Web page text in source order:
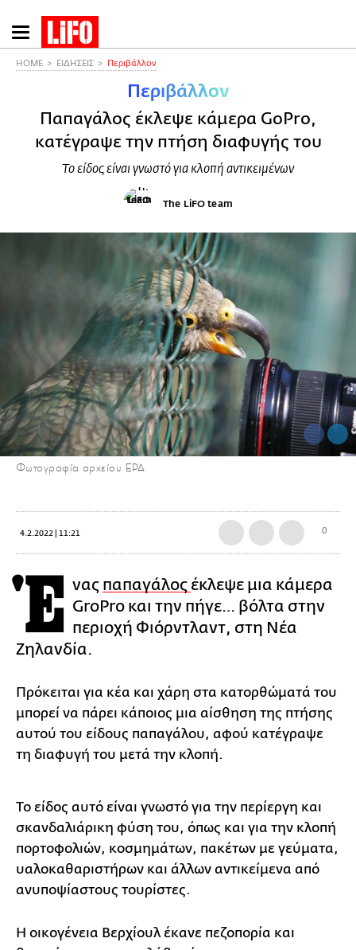
Παράκαμψη
προς
HOME ΕΙΔΗΣΕΙΣ Περιβάλλον
Περιβάλλον
Παπαγάλος έκλεψε κάμερα GoPro,
κατέγραψε την πτήση διαφυγής του
Το είδος είναι γνωστό για κλοπή αντικειμένων
The LiFO team
Φωτογραφία αρχείου EPA
4.2.2022 | 11:21 0
Έ νας παπαγάλος έκλεψε μια κάμερα
GroPro και την πήγε… βόλτα στην
περιοχή Φιόρντλαντ, στη Νέα
Ζηλανδία.
Πρόκειται για κέα και χάρη στα κατορθώματά του
μπορεί να πάρει κάποιος μια αίσθηση της πτήσης
αυτού του είδους παπαγάλου, αφού κατέγραψε
τη διαφυγή του μετά την κλοπή.
Το είδος αυτό είναι γνωστό για την περίεργη και
σκανδαλιάρικη φύση του, όπως και για την κλοπή
πορτοφολιών, κοσμημάτων, πακέτων με γεύματα,
υαλοκαθαριστήρων και άλλων αντικείμενα από
ανυποψίαστους τουρίστες.
Η οικογένεια Βερχίουλ έκανε πεζοπορία και